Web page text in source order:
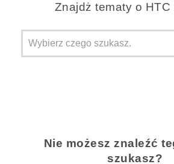
Znajdż tematy o HTC
Nie możesz znaleźć
szukasz?